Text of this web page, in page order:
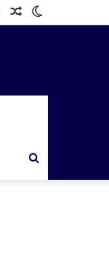
Rastgele
Arama